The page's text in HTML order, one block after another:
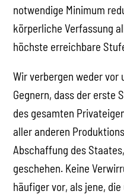
notwendige Minimum
körperliche Verfassung
höchste erreichbare
Wir verbergen weder vor
Gegnern, dass der erste
des gesamten
aller anderen
Abschaffung des
geschehen. Keine
häufiger vor, als jene,